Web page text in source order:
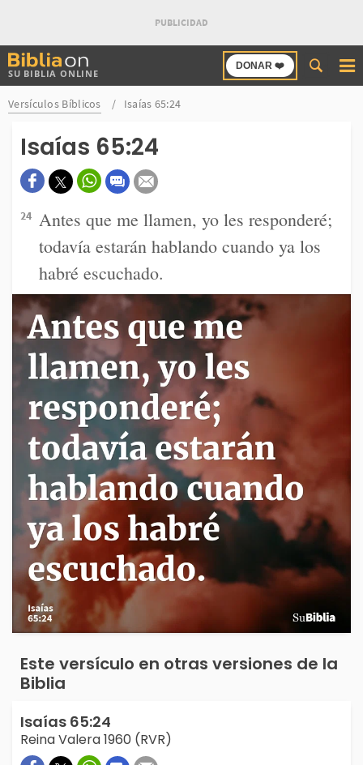
SU BIBLIA ONLINE
DONAR ❤️
Buscar
en
Bibliaon
Versículos Bíblicos Isaías 65:24
Isaías 65:24
24 Antes que me llamen, yo les responderé;
todavía estarán hablando cuando ya los
habré escuchado.
Este versículo en otras versiones de la
Biblia
Isaías 65:24
Reina Valera 1960 (RVR)